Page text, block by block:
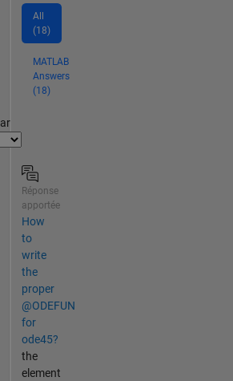
All
(18)
MATLAB
Answers
(18)
Réponse
apportée
How
to
write
the
proper
@ODEFUN
for
ode45?
the
element